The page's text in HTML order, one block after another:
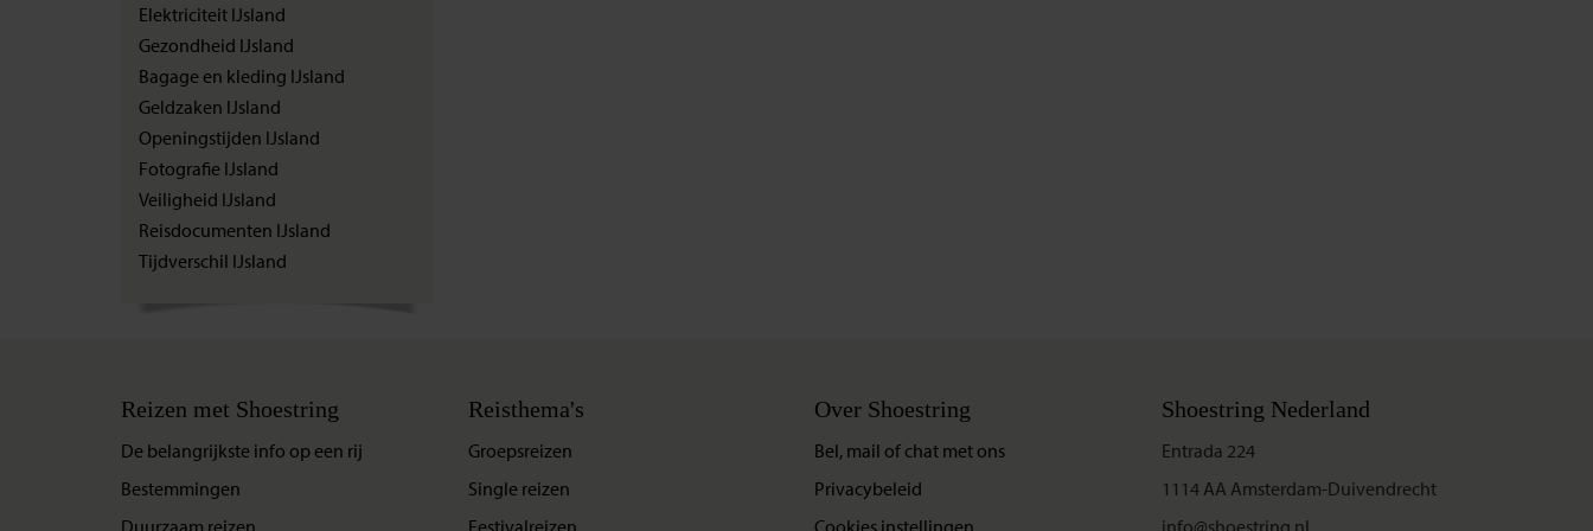
Elektriciteit IJsland
Gezondheid IJsland
Bagage en kleding IJsland
Geldzaken IJsland
Openingstijden IJsland
Fotografie IJsland
Veiligheid IJsland
Reisdocumenten IJsland
Tijdverschil IJsland
Reizen met Shoestring
De belangrijkste info op een rij
Bestemmingen
Duurzaam reizen
Reisthema's
Groepsreizen
Single reizen
Festivalreizen
Over Shoestring
Bel, mail of chat met ons
Privacybeleid
Cookies instellingen
Shoestring Nederland
Entrada 224
1114 AA Amsterdam-Duivendrecht
info@shoestring.nl